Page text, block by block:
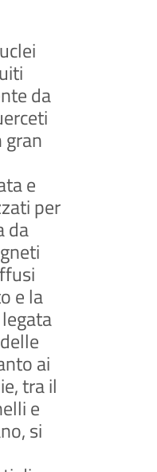
da
gran
e
per
da
e la
ai
tra il
e
si